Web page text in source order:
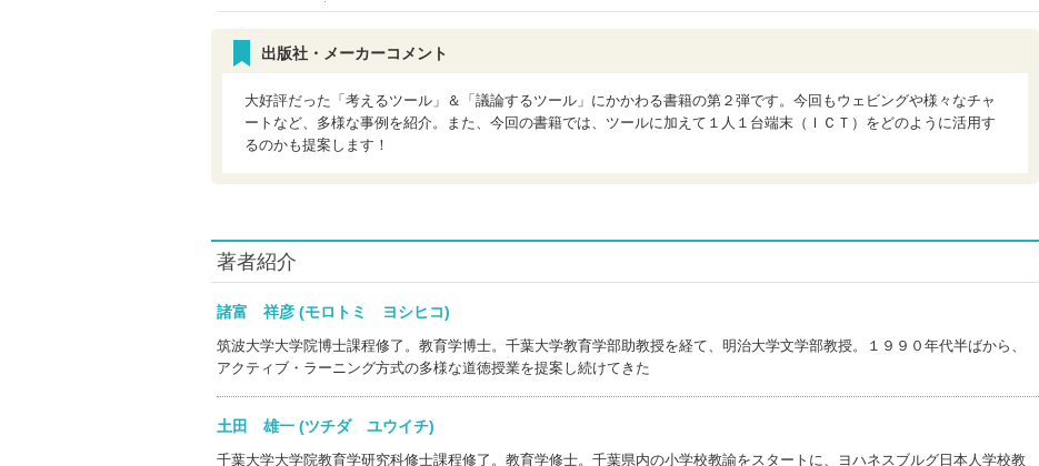
出版社・メーカーコメント
大好評だった「考えるツール」＆「議論するツール」にかかわる書籍の第２弾です。今回もウェビングや様々なチャ
ートなど、多様な事例を紹介。また、今回の書籍では、ツールに加えて１人１台端末（ＩＣＴ）をどのように活用す
るのかも提案します！
著者紹介
諸富 祥彦 (モロトミ ヨシヒコ)
筑波大学大学院博士課程修了。教育学博士。千葉大学教育学部助教授を経て、明治大学文学部教授。１９９０年代半ばから、
アクティブ・ラーニング方式の多様な道徳授業を提案し続けてきた
土田 雄一 (ツチダ ユウイチ)
千葉大学大学院教育学研究科修士課程修了。教育学修士。千葉県内の小学校教諭をスタートに、ヨハネスブルグ日本人学校教